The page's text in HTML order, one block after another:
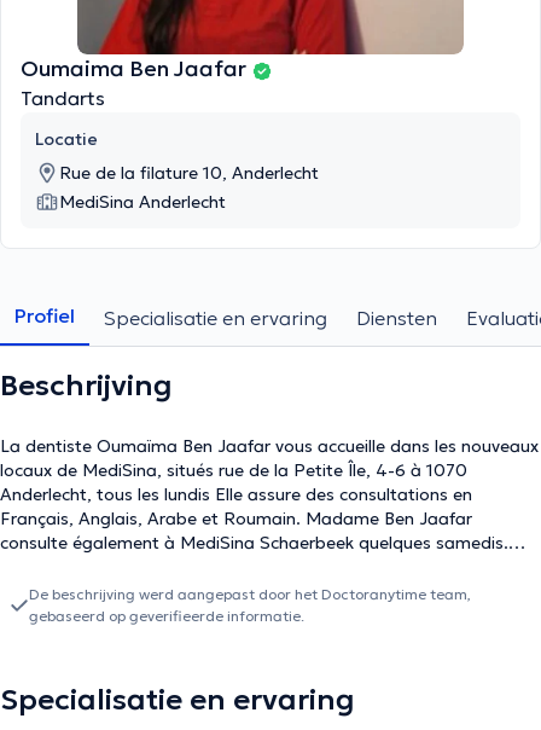
Oumaima Ben Jaafar
Tandarts
Locatie
Rue de la filature 10, Anderlecht
MediSina Anderlecht
Profiel Specialisatie en ervaring Diensten
Beschrijving
La dentiste Oumaïma Ben Jaafar vous accueille dans les nouveaux
locaux de MediSina, situés rue de la Petite Île, 4-6 à 1070
Anderlecht, tous les lundis Elle assure des consultations en
Français, Anglais, Arabe et Roumain. Madame Ben Jaafar
consulte également à MediSina Schaerbeek quelques samedis.
téléphone au +32 (0) 2 735 37 74.
De beschrijving werd aangepast door het Doctoranytime team,
gebaseerd op geverifieerde informatie.
Specialisatie en ervaring